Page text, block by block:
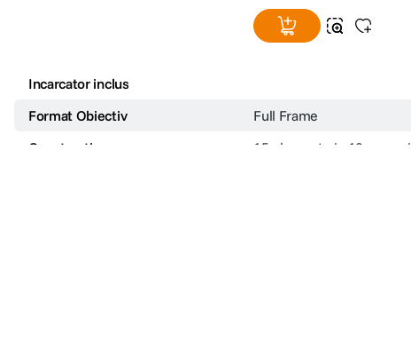
Incarcator inclus
Format Obiectiv
Full Frame
Constructie
15 elemente in 10 grupuri